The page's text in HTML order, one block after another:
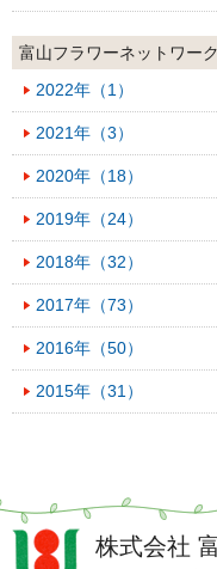
富山フラワーネットワー
2022年（1）
2021年（3）
2020年（18）
2019年（24）
2018年（32）
2017年（73）
2016年（50）
2015年（31）
株式会社